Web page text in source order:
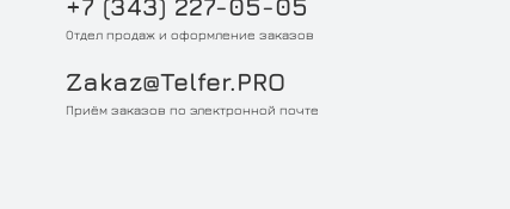
+7 (343) 227-05-05
Отдел продаж и оформление заказов
Zakaz@Telfer.PRO
Приём заказов по электронной почте